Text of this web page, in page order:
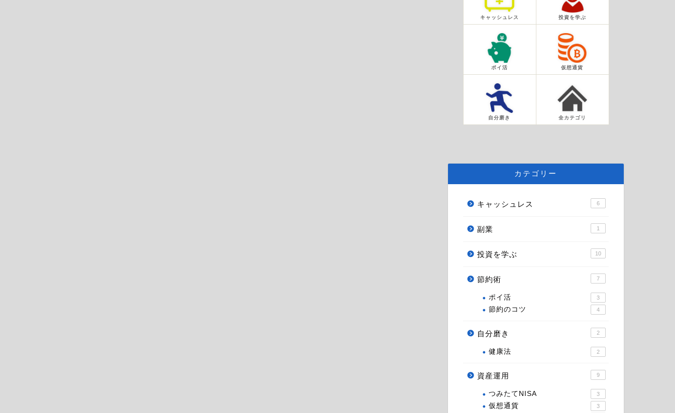
キャッシュレス 投資を学ぶ
ポイ活 仮想通貨
自分磨き 全カテゴリ
カテゴリー
キャッシュレス 6
副業 1
投資を学ぶ 10
節約術 7
ポイ活 3
節約のコツ 4
自分磨き 2
健康法 2
資産運用 9
つみたてNISA 3
仮想通貨 3